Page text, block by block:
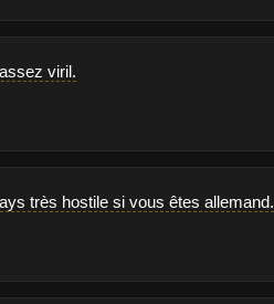
viril.
très hostile si vous êtes allemand.